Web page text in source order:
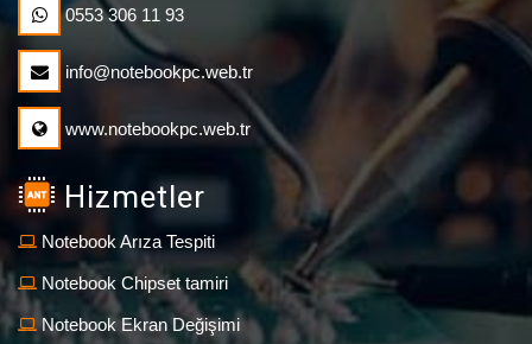
0553 306 11 93
info@notebookpc.web.tr
www.notebookpc.web.tr
Hizmetler
Notebook Arıza Tespiti
Notebook Chipset tamiri
Notebook Ekran Değişimi